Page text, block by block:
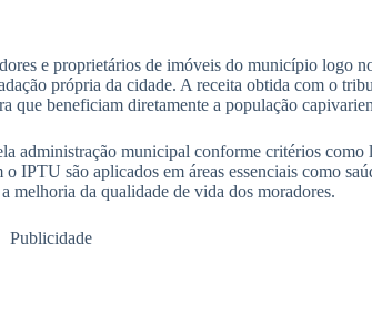
e proprietários de imóveis do município logo
própria da cidade. A receita obtida com o
que beneficiam diretamente a população
municipal conforme critérios como
são aplicados em áreas essenciais como
melhoria da qualidade de vida dos moradores.
Publicidade